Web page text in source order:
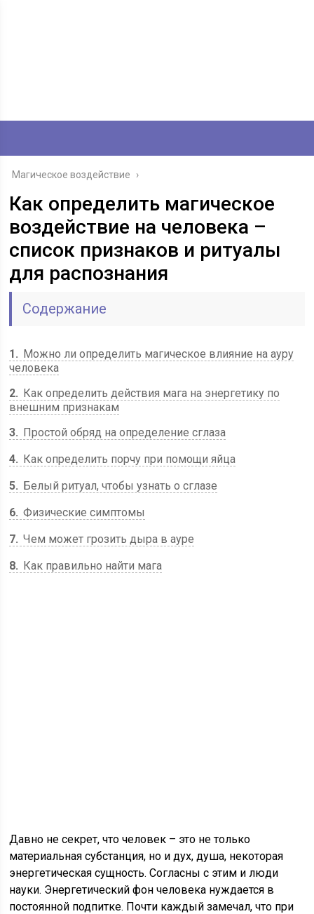
Магическое воздействие ›
Как определить магическое
воздействие на человека –
список признаков и ритуалы
для распознания
Содержание
1
Можно ли определить магическое влияние на ауру
человека
2
Как определить действия мага на энергетику по
внешним признакам
3
Простой обряд на определение сглаза
4
Как определить порчу при помощи яйца
5
Белый ритуал, чтобы узнать о сглазе
6 Физические симптомы
7 Чем может грозить дыра в ауре
8
Как правильно найти мага
Давно не секрет, что человек – это не только
материальная субстанция, но и дух, душа, некоторая
энергетическая сущность. Согласны с этим и люди
науки. Энергетический фон человека нуждается в
постоянной подпитке. Почти каждый замечал, что при